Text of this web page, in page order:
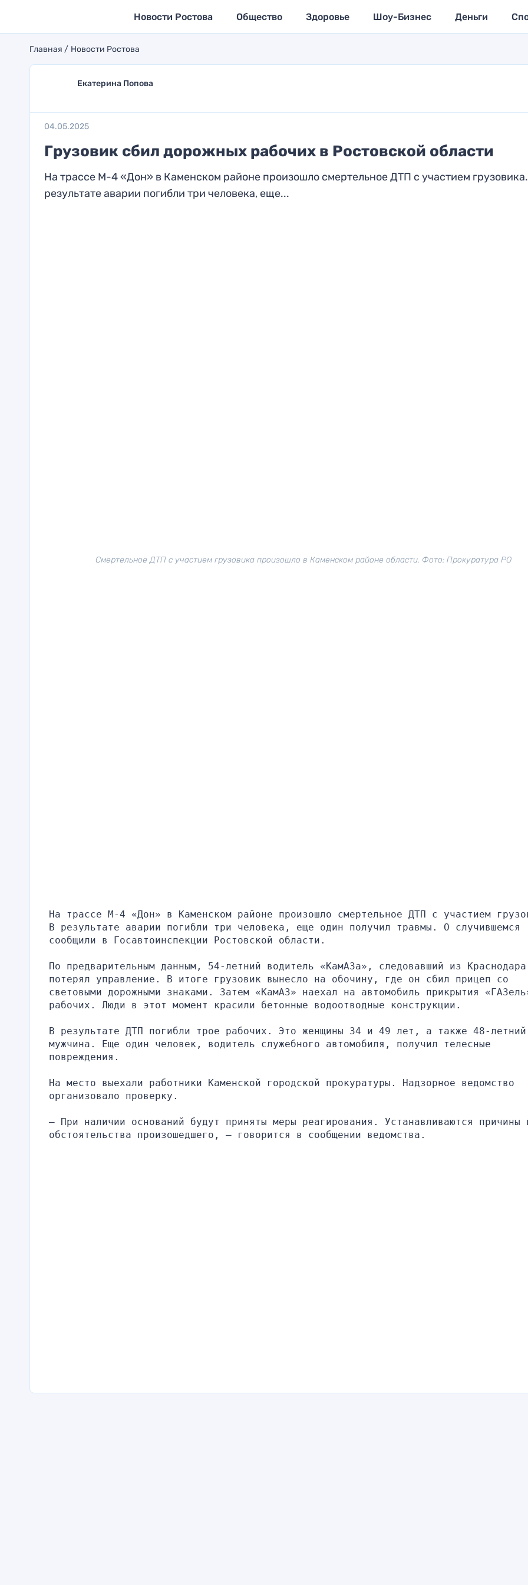
Новости Ростова Общество Здоровье Шоу-Бизнес Деньги
Главная Новости Ростова
Екатерина Попова
04.05.2025
Грузовик сбил дорожных рабочих в Ростовской области
На трассе М-4 «Дон» в Каменском районе произошло смертельное ДТП с участием
результате аварии погибли три человека, еще...
Смертельное ДТП с участием грузовика произошло в Каменском районе области. Фото: Прокуратура РО
На трассе М-4 «Дон» в Каменском районе произошло смертельное ДТП с участием
В результате аварии погибли три человека, еще один получил травмы. О случившемся
сообщили в Госавтоинспекции Ростовской области.
По предварительным данным, 54-летний водитель «КамАЗа», следовавший из
потерял управление. В итоге грузовик вынесло на обочину, где он сбил прицеп со
световыми дорожными знаками. Затем «КамАЗ» наехал на автомобиль прикрытия
рабочих. Люди в этот момент красили бетонные водоотводные конструкции.
В результате ДТП погибли трое рабочих. Это женщины 34 и 49 лет, а также 48-летний
мужчина. Еще один человек, водитель служебного автомобиля, получил телесные
повреждения.
На место выехали работники Каменской городской прокуратуры. Надзорное ведомство
организовало проверку.
– При наличии оснований будут приняты меры реагирования. Устанавливаются причины
обстоятельства произошедшего, – говорится в сообщении ведомства.